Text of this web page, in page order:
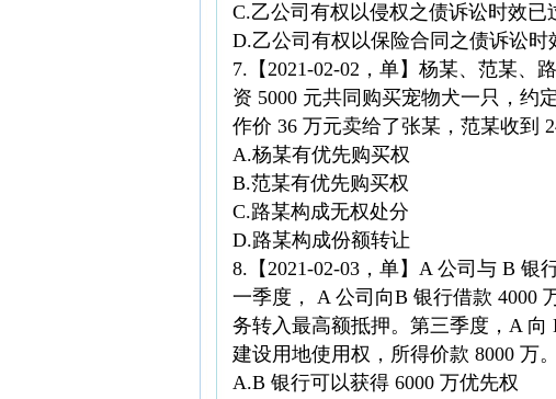
C.乙公司有权以侵权之债诉讼时效已
D.乙公司有权以保险合同之债诉讼
7.【2021-02-02，单】杨某、范某、
资 5000 元共同购买宠物犬一只，约
作价 36 万元卖给了张某，范某收到
A.杨某有优先购买权
B.范某有优先购买权
C.路某构成无权处分
D.路某构成份额转让
8.【2021-02-03，单】A 公司与 B
一季度， A 公司向B 银行借款 4000
务转入最高额抵押。第三季度，A
建设用地使用权，所得价款 8000 万
A.B 银行可以获得 6000 万优先权